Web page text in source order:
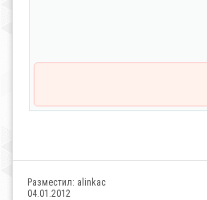
Разместил: alinkac
04.01.2012